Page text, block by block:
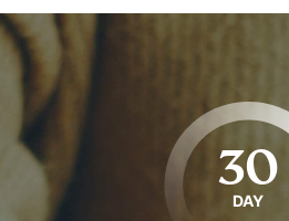
30
DAY